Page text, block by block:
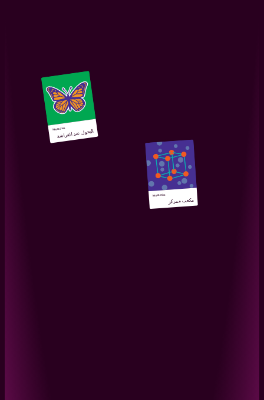
Interactive
التحول عند الفراشة
Interactive
مكعب ممركز